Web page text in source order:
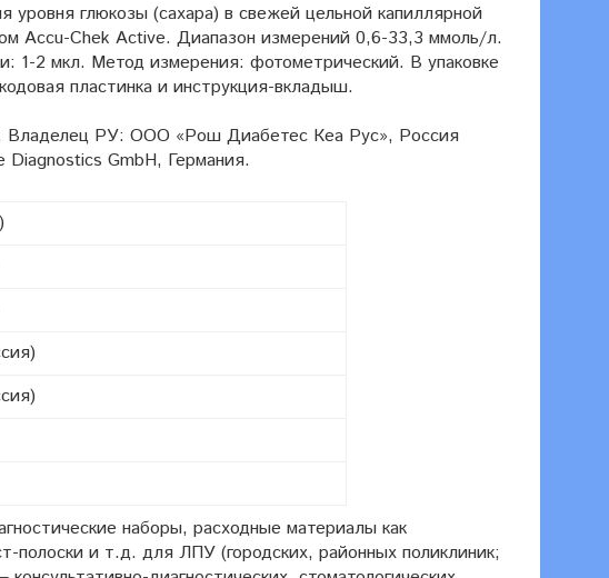
уровня глюкозы (сахара) в свежей цельной капиллярной
Accu-Chek Active. Диапазон измерений 0,6-33,3 ммоль/л.
1-2 мкл. Метод измерения: фотометрический. В упаковке
пластинка и инструкция-вкладыш.
Владелец РУ: ООО «Рош Диабетес Кеа Рус», Россия
Diagnostics GmbH, Германия.
наборы, расходные материалы как
полоски и т.д. для ЛПУ (городских, районных поликлиник;